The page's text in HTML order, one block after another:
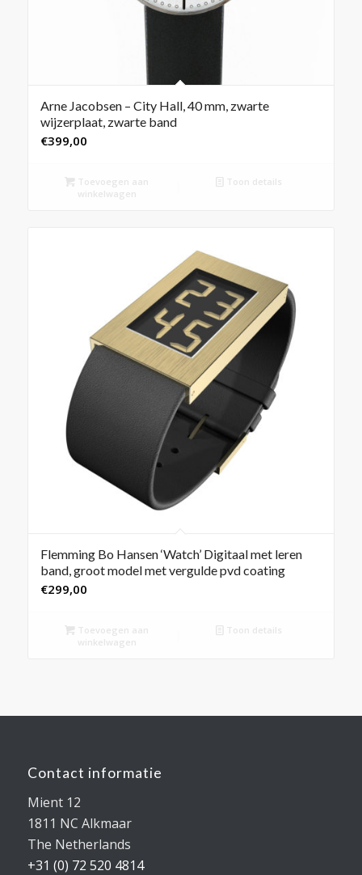
Arne Jacobsen – City Hall, 40 mm, zwarte
wijzerplaat, zwarte band
€399,00
Toevoegen aan
winkelwagen
Toon details
Flemming Bo Hansen ‘Watch’ Digitaal met leren
band, groot model met vergulde pvd coating
€299,00
Toevoegen aan
winkelwagen
Toon details
Contact informatie
Mient 12
1811 NC Alkmaar
The Netherlands
+31 (0) 72 520 4814